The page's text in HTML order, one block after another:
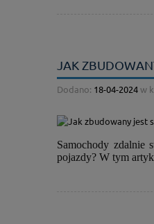
JAK
Dodano: 18-04-2024w
Samochody zdalnie
pojazdy? W tym